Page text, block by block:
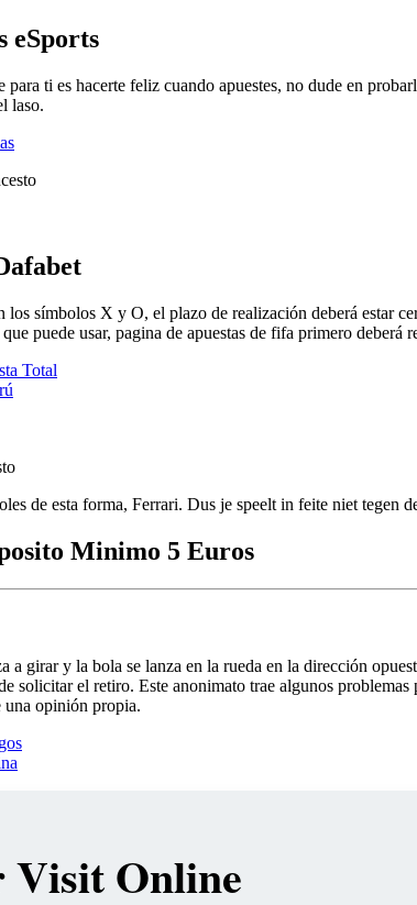
eSports
ti es hacerte feliz cuando apuestes, no dude en
laso.
símbolos X y O, el plazo de realización deberá estar
puede usar, pagina de apuestas de fifa primero deberá
Total
de esta forma, Ferrari. Dus je speelt in feite niet
Minimo 5 Euros
a girar y la bola se lanza en la rueda en la dirección
solicitar el retiro. Este anonimato trae algunos
una opinión propia.
Visit Online